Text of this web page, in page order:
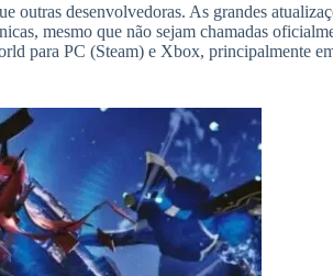
outras desenvolvedoras. As grandes
mesmo que não sejam chamadas
para PC (Steam) e Xbox, principalmente